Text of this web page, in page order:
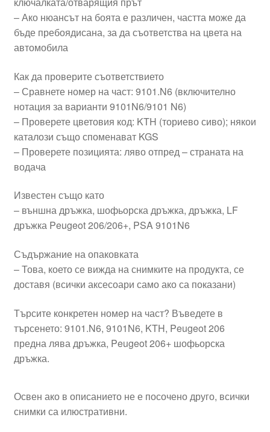
– Ако нюансът на боята е различен, частта може да
бъде пребоядисана, за да съответства на цвета на
автомобила
Как да проверите съответствието
– Сравнете номер на част: 9101.N6 (включително
нотация за варианти 9101N6/9101 N6)
– Проверете цветовия код: KTH (ториево сиво); някои
каталози също споменават KGS
– Проверете позицията: ляво отпред – страната на
водача
Известен също като
– външна дръжка, шофьорска дръжка, дръжка, LF
дръжка Peugeot 206/206+, PSA 9101N6
Съдържание на опаковката
– Това, което се вижда на снимките на продукта, се
доставя (всички аксесоари само ако са показани)
Търсите конкретен номер на част? Въведете в
търсенето: 9101.N6, 9101N6, KTH, Peugeot 206
предна лява дръжка, Peugeot 206+ шофьорска
дръжка.
Освен ако в описанието не е посочено друго, всички
снимки са илюстративни.